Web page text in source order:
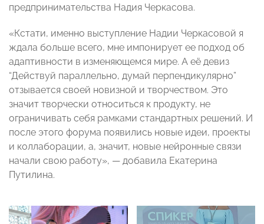
предпринимательства Надия Черкасова.
«Кстати, именно выступление Надии Черкасовой я
ждала больше всего, мне импонирует ее подход об
адаптивности в изменяющемся мире. А её девиз
“Действуй параллельно, думай перпендикулярно”
отзывается своей новизной и творчеством. Это
значит творчески относиться к продукту, не
ограничивать себя рамками стандартных решений. И
после этого форума появились новые идеи, проекты
и коллаборации, а, значит, новые нейронные связи
начали свою работу», — добавила Екатерина
Путилина.